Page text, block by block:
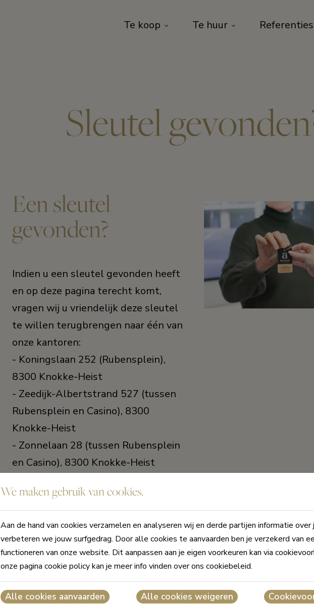
Te koop Te huur Referenties
Sleutel
Een sleutel
gevonden?
Indien u een sleutel gevonden heeft
en op deze pagina terecht komt,
vragen wij u vriendelijk deze sleutel
te willen terugbrengen naar één van
onze kantoren:
- Koningslaan 252 (Rubensplein),
8300 Knokke-Heist
- Zeedijk-Albertstrand 527 (tussen
Rubensplein en Casino), 8300
Knokke-Heist
- Zonnelaan 28 (tussen Rubensplein
en Casino), 8300 Knokke-Heist
Knokke-Heist
Voor meer info kunt u ons ook
telefonisch bereiken op het nummer
050/623 623.
We maken gebruik van cookies.
Aan de hand van cookies verzamelen en analyseren wij en derde partijen informatie over
verbeteren we jouw surfgedrag. Door alle cookies te aanvaarden ben je verzekerd van
functioneren van onze website. Dit aanpassen aan je eigen voorkeuren kan via
onze pagina cookie policy kan je meer info vinden over ons cookiebeleid.
Alle cookies aanvaarden Alle cookies weigeren